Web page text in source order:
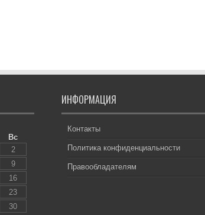
Вс
2
9
16
23
30
ИНФОРМАЦИЯ
Контакты
Политика конфиденциальности
Правообладателям